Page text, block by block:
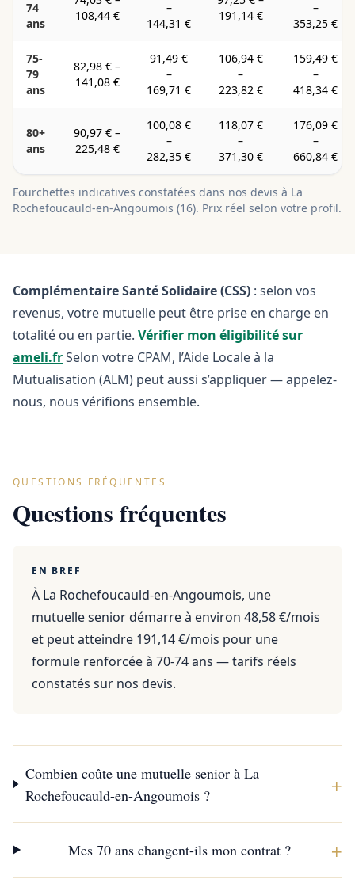
74
ans
108,44 €
–
144,31 €
191,14 €
–
353,25 €
75-
79
ans
82,98 € –
141,08 €
91,49 €
–
169,71 €
106,94 €
–
223,82 €
159,49 €
–
418,34 €
80+
ans
90,97 € –
225,48 €
100,08 €
–
282,35 €
118,07 €
–
371,30 €
176,09 €
–
660,84 €
Fourchettes indicatives constatées dans nos devis à La
Rochefoucauld-en-Angoumois (16). Prix réel selon votre profil.
Complémentaire Santé Solidaire (CSS) : selon vos
revenus, votre mutuelle peut être prise en charge en
totalité ou en partie. Vérifier mon éligibilité sur
ameli.frSelon votre CPAM, l’Aide Locale à la
Mutualisation (ALM) peut aussi s’appliquer — appelez-
nous, nous vérifions ensemble.
QUESTIONS FRÉQUENTES
Questions fréquentes
EN BREF
À La Rochefoucauld-en-Angoumois, une
mutuelle senior démarre à environ 48,58 €/mois
et peut atteindre 191,14 €/mois pour une
formule renforcée à 70-74 ans — tarifs réels
constatés sur nos devis.
Combien coûte une mutuelle senior à La
Rochefoucauld-en-Angoumois ?
+
Mes 70 ans changent-ils mon contrat ? +